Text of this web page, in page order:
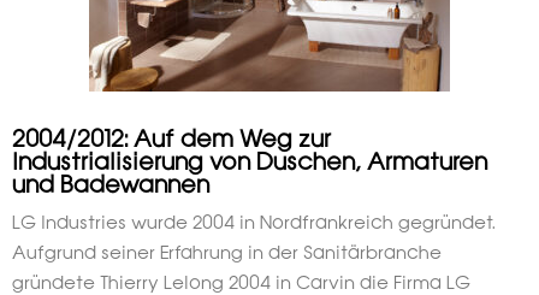
2004/2012: Auf dem Weg zur
Industrialisierung von Duschen, Armaturen
und Badewannen
LG Industries wurde 2004 in Nordfrankreich gegründet.
Aufgrund seiner Erfahrung in der Sanitärbranche
gründete Thierry Lelong 2004 in Carvin die Firma LG